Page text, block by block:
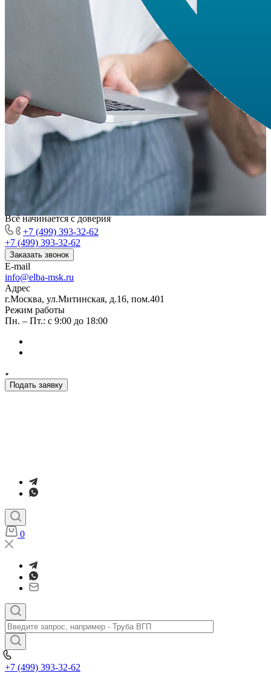
Всё начинается с доверия
+7 (499) 393-32-62
+7 (499) 393-32-62
Заказать звонок
E-mail
info@elba-msk.ru
Адрес
г.Москва, ул.Митинская, д.16, пом.401
Режим работы
Пн. – Пт.: с 9:00 до 18:00
Подать заявку
0
+7 (499) 393-32-62